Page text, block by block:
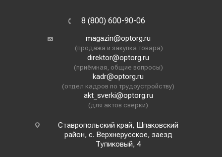
8 (800) 600-90-06
magazin@optorg.ru
(продажа и закупка товара)
direktor@optorg.ru
(приёмная, общие вопросы)
kadr@optorg.ru
(отдел кадров по трудоустройству)
akt_sverki@optorg.ru
(для актов сверки)
Ставропольский край, Шпаковский
район, с. Верхнерусское, заезд
Тупиковый, 4